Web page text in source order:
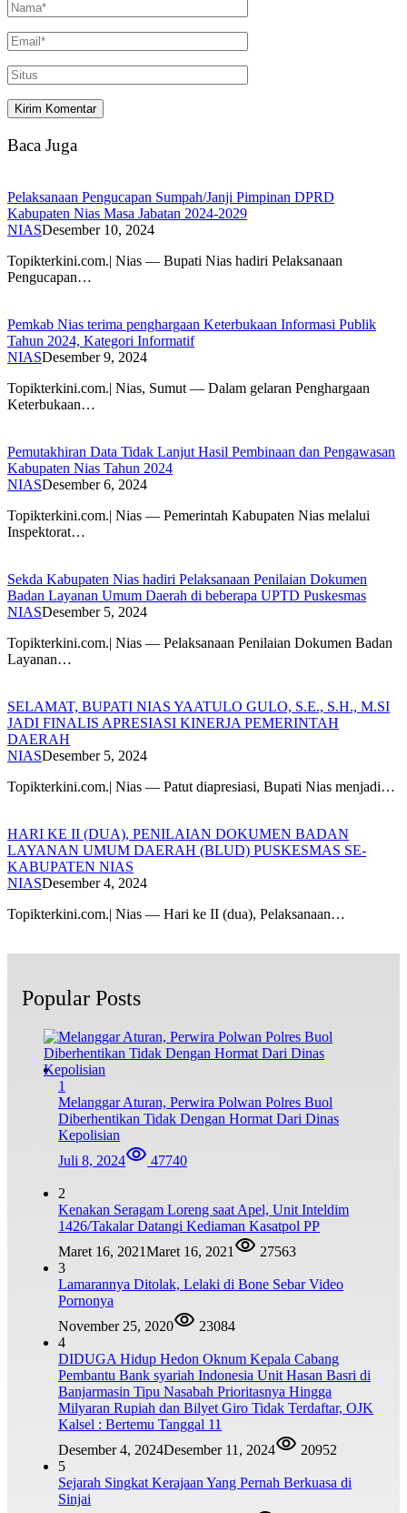
Baca Juga
Pelaksanaan Pengucapan Sumpah/Janji Pimpinan DPRD
Kabupaten Nias Masa Jabatan 2024-2029
NIASDesember 10, 2024
Topikterkini.com.| Nias — Bupati Nias hadiri Pelaksanaan
Pengucapan…
Pemkab Nias terima penghargaan Keterbukaan Informasi Publik
Tahun 2024, Kategori Informatif
NIASDesember 9, 2024
Topikterkini.com.| Nias, Sumut — Dalam gelaran Penghargaan
Keterbukaan…
Pemutakhiran Data Tidak Lanjut Hasil Pembinaan dan Pengawasan
Kabupaten Nias Tahun 2024
NIASDesember 6, 2024
Topikterkini.com.| Nias — Pemerintah Kabupaten Nias melalui
Inspektorat…
Sekda Kabupaten Nias hadiri Pelaksanaan Penilaian Dokumen
Badan Layanan Umum Daerah di beberapa UPTD Puskesmas
NIASDesember 5, 2024
Topikterkini.com.| Nias — Pelaksanaan Penilaian Dokumen Badan
Layanan…
SELAMAT, BUPATI NIAS YAATULO GULO, S.E., S.H., M.SI
JADI FINALIS APRESIASI KINERJA PEMERINTAH
DAERAH
NIASDesember 5, 2024
Topikterkini.com.| Nias — Patut diapresiasi, Bupati Nias menjadi…
HARI KE II (DUA), PENILAIAN DOKUMEN BADAN
LAYANAN UMUM DAERAH (BLUD) PUSKESMAS SE-
KABUPATEN NIAS
NIASDesember 4, 2024
Topikterkini.com.| Nias — Hari ke II (dua), Pelaksanaan…
Popular Posts
1
Melanggar Aturan, Perwira Polwan Polres Buol
Diberhentikan Tidak Dengan Hormat Dari Dinas
Kepolisian
Juli 8, 2024
47740
2
Kenakan Seragam Loreng saat Apel, Unit Inteldim
1426/Takalar Datangi Kediaman Kasatpol PP
Maret 16, 2021Maret 16, 2021
27563
3
Lamarannya Ditolak, Lelaki di Bone Sebar Video
Pornonya
November 25, 2020
23084
4
DIDUGA Hidup Hedon Oknum Kepala Cabang
Pembantu Bank syariah Indonesia Unit Hasan Basri di
Banjarmasin Tipu Nasabah Prioritasnya Hingga
Milyaran Rupiah dan Bilyet Giro Tidak Terdaftar, OJK
Kalsel : Bertemu Tanggal 11
Desember 4, 2024Desember 11, 2024
20952
5
Sejarah Singkat Kerajaan Yang Pernah Berkuasa di
Sinjai